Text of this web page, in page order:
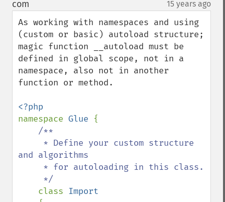
com 15 years ago
As working with namespaces and using
(custom or basic) autoload structure;
magic function __autoload must be
defined in global scope, not in a
namespace, also not in another
function or method.
namespace Glue {
/**
and algorithms
class Import